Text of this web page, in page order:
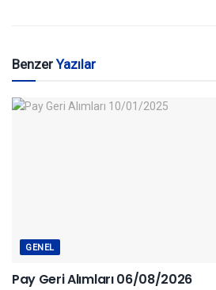
BenzerYazılar
GENEL
Pay Geri Alımları 06/08/2026